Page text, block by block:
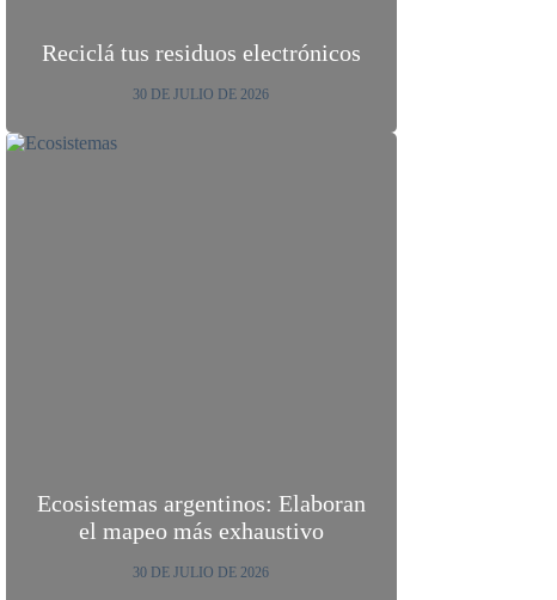
Reciclá tus residuos electrónicos
30 DE JULIO DE 2026
Ecosistemas argentinos: Elaboran
el mapeo más exhaustivo
30 DE JULIO DE 2026